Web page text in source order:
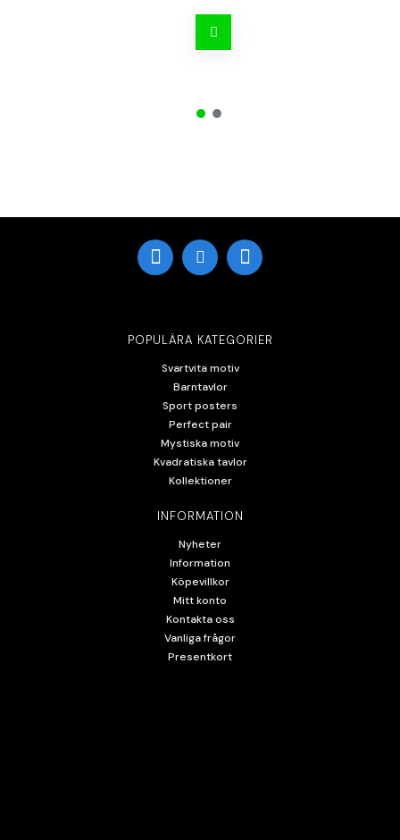
POPULÄRA KATEGORIER
Svartvita motiv
Barntavlor
Sport posters
Perfect pair
Mystiska motiv
Kvadratiska tavlor
Kollektioner
INFORMATION
Nyheter
Information
Köpevillkor
Mitt konto
Kontakta oss
Vanliga frågor
Presentkort